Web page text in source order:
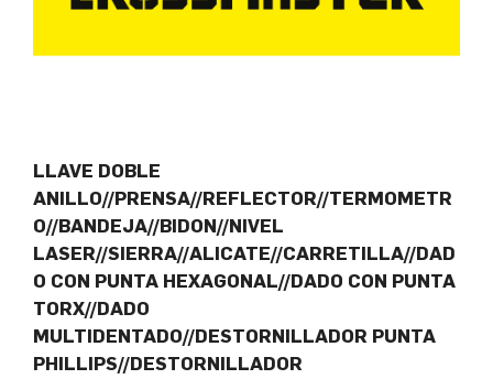
LLAVE DOBLE
ANILLO//PRENSA//REFLECTOR//TERMOMETR
O//BANDEJA//BIDON//NIVEL
LASER//SIERRA//ALICATE//CARRETILLA//DAD
O CON PUNTA HEXAGONAL//DADO CON PUNTA
TORX//DADO
MULTIDENTADO//DESTORNILLADOR PUNTA
PHILLIPS//DESTORNILLADOR